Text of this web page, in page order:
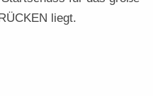
liegt.